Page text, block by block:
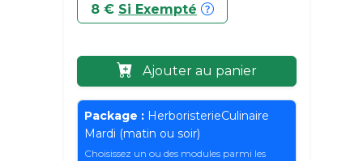
8 € Si Exempté
Ajouter au panier
Package : HerboristerieCulinaire
Mardi (matin ou soir)
Choisissez un ou des modules parmi les